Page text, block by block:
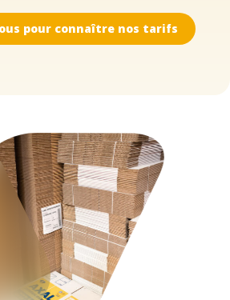
pour connaître nos tarifs